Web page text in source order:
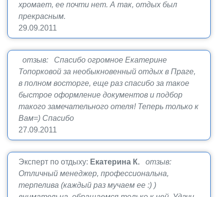
хромает, ее почти нет. А так, отдых был
прекрасным.
29.09.2011
отзыв: Спасибо огромное Екатерине
Топорковой за необыкновенный отдых в Праге,
в полном восторге, еще раз спасибо за такое
быстрое оформление документов и подбор
такого замечательного отеля! Теперь только к
Вам=) Спасибо
27.09.2011
Эксперт по отдыху: Екатерина К.
отзыв:
Отличный менеджер, профессиональна,
терпелива (каждый раз мучаем ее :) )